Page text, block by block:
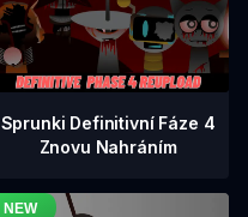
Sprunki Definitivní Fáze 4
Znovu Nahráním